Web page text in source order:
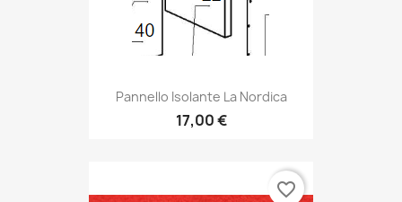
Pannello Isolante La Nordica
17,00 €
favorite_border